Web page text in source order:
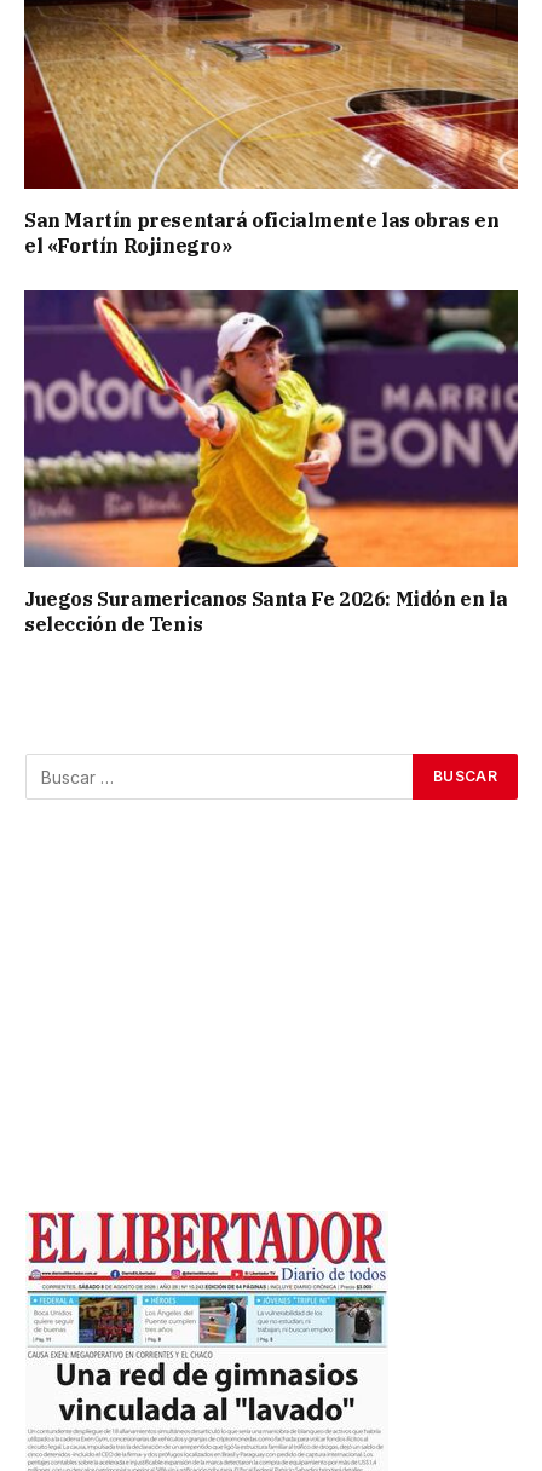
San Martín presentará oficialmente las obras en
el «Fortín Rojinegro»
Juegos Suramericanos Santa Fe 2026: Midón en la
selección de Tenis